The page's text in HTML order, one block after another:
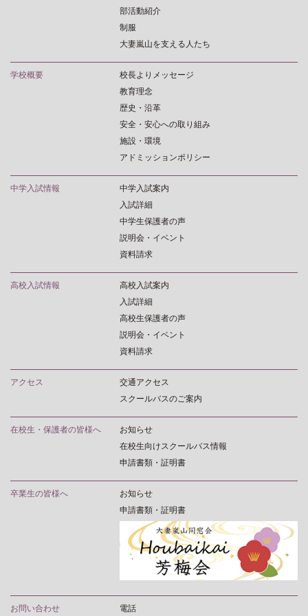
部活動紹介
制服
大妻嵐山を支える人たち
学校概要
校長よりメッセージ
教育理念
歴史・沿革
安全・安心への取り組み
施設・環境
アドミッションポリシー
中学入試情報
中学入試案内
入試詳細
中学生保護者の声
説明会・イベント
資料請求
高校入試情報
高校入試案内
入試詳細
高校生保護者の声
説明会・イベント
資料請求
アクセス
交通アクセス
スクールバスのご案内
在校生・保護者の皆様へ
お知らせ
在校生向けスクールバス情報
申請書類・証明書
卒業生の皆様へ
お知らせ
申請書類・証明書
お問い合わせ 電話